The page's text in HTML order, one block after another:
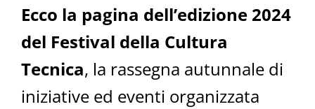
Ecco la pagina dell’edizione 2024
del Festival della Cultura
Tecnica, la rassegna autunnale di
iniziative ed eventi organizzata